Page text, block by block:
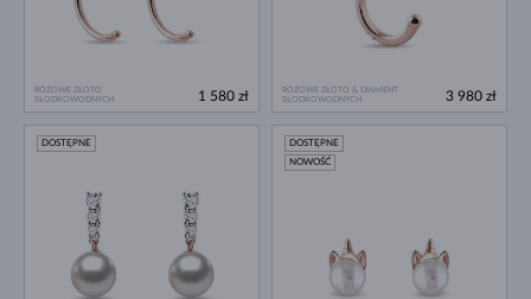
RÓŻOWE ZŁOTO
SŁODKOWODNYCH
1 580 zł
RÓŻOWE ZŁOTO & DIAMENT
SŁODKOWODNYCH
3 980 zł
DOSTĘPNE
DOSTĘPNE
NOWOŚĆ